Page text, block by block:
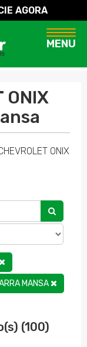
AGORA
MENU
ONIX
ONIX
MANSA
(100)